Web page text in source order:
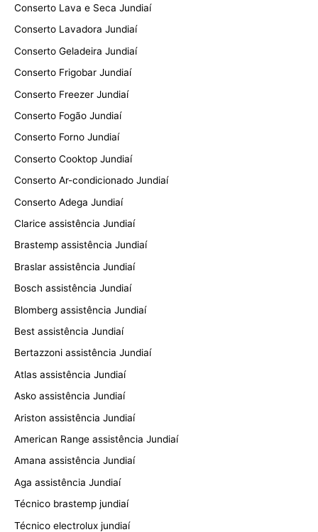
Conserto Lava e Seca Jundiaí
Conserto Lavadora Jundiaí
Conserto Geladeira Jundiaí
Conserto Frigobar Jundiaí
Conserto Freezer Jundiaí
Conserto Fogão Jundiaí
Conserto Forno Jundiaí
Conserto Cooktop Jundiaí
Conserto Ar-condicionado Jundiaí
Conserto Adega Jundiaí
Clarice assistência Jundiaí
Brastemp assistência Jundiaí
Braslar assistência Jundiaí
Bosch assistência Jundiaí
Blomberg assistência Jundiaí
Best assistência Jundiaí
Bertazzoni assistência Jundiaí
Atlas assistência Jundiaí
Asko assistência Jundiaí
Ariston assistência Jundiaí
American Range assistência Jundiaí
Amana assistência Jundiaí
Aga assistência Jundiaí
Técnico brastemp jundiaí
Técnico electrolux jundiaí